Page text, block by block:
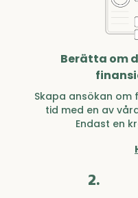
Berätta om
Skapa ansökan
tid med en av
Endast en
2.